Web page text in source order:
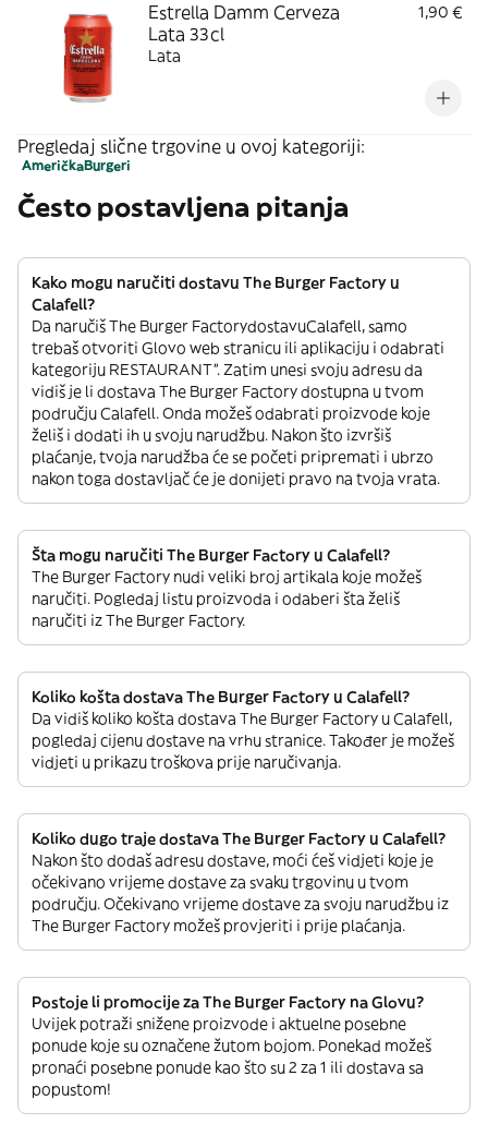
Estrella Damm Cerveza
Lata 33cl
1,90 €
Lata
Pregledaj slične trgovine u ovoj kategoriji:
AmeričkaBurgeri
Često postavljena pitanja
Kako mogu naručiti dostavu The Burger Factory u
Calafell?
Da naručiš The Burger FactorydostavuCalafell, samo
trebaš otvoriti Glovo web stranicu ili aplikaciju i odabrati
kategoriju RESTAURANT”. Zatim unesi svoju adresu da
vidiš je li dostava The Burger Factory dostupna u tvom
području Calafell. Onda možeš odabrati proizvode koje
želiš i dodati ih u svoju narudžbu. Nakon što izvršiš
plaćanje, tvoja narudžba će se početi pripremati i ubrzo
nakon toga dostavljač će je donijeti pravo na tvoja vrata.
Šta mogu naručiti The Burger Factory u Calafell?
The Burger Factory nudi veliki broj artikala koje možeš
naručiti. Pogledaj listu proizvoda i odaberi šta želiš
naručiti iz The Burger Factory.
Koliko košta dostava The Burger Factory u Calafell?
Da vidiš koliko košta dostava The Burger Factory u Calafell,
pogledaj cijenu dostave na vrhu stranice. Također je možeš
vidjeti u prikazu troškova prije naručivanja.
Koliko dugo traje dostava The Burger Factory u Calafell?
Nakon što dodaš adresu dostave, moći ćeš vidjeti koje je
očekivano vrijeme dostave za svaku trgovinu u tvom
području. Očekivano vrijeme dostave za svoju narudžbu iz
The Burger Factory možeš provjeriti i prije plaćanja.
Postoje li promocije za The Burger Factory na Glovu?
Uvijek potraži snižene proizvode i aktuelne posebne
ponude koje su označene žutom bojom. Ponekad možeš
pronaći posebne ponude kao što su 2 za 1 ili dostava sa
popustom!